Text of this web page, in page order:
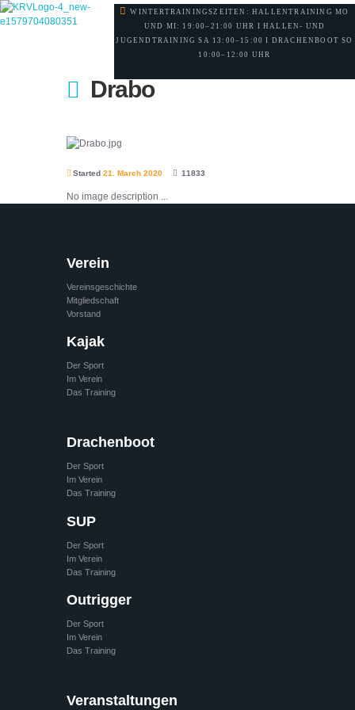
WINTERTRAININGSZEITEN: HALLENTRAINING MO
UND MI: 19:00–21:00 UHR I HALLEN- UND
JUGENDTRAINING SA 13:00–15:00 I DRACHENBOOT SO
10:00–12:00 UHR
Drabo
Started 21. March 2020 11833
No image description ...
Verein
Vereinsgeschichte
Mitgliedschaft
Vorstand
Kajak
Der Sport
Im Verein
Das Training
Drachenboot
Der Sport
Im Verein
Das Training
SUP
Der Sport
Im Verein
Das Training
Outrigger
Der Sport
Im Verein
Das Training
Veranstaltungen